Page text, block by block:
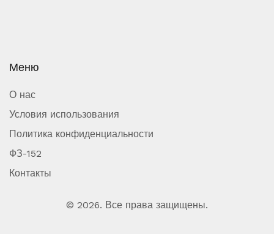
Меню
О нас
Условия использования
Политика конфиденциальности
ФЗ-152
Контакты
© 2026. Все права защищены.